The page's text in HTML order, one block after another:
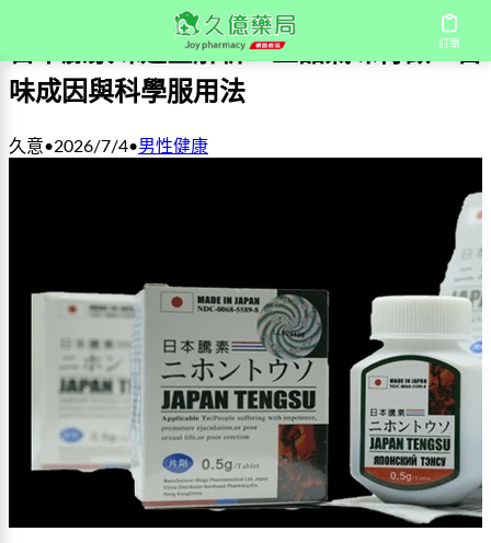
訂單
日本藤素味道全解析：正品氣味特徵、苦
味成因與科學服用法
久意•2026/7/4•男性健康